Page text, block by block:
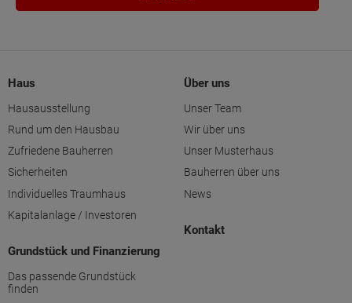
Haus
Hausausstellung
Rund um den Hausbau
Zufriedene Bauherren
Sicherheiten
Individuelles Traumhaus
Kapitalanlage / Investoren
Grundstück und Finanzierung
Das passende Grundstück
finden
Über uns
Unser Team
Wir über uns
Unser Musterhaus
Bauherren über uns
News
Kontakt